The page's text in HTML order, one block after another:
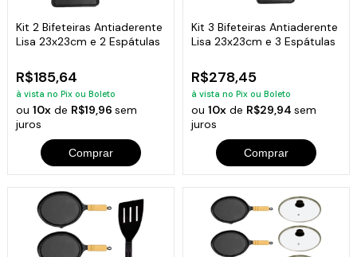
Kit 2 Bifeteiras Antiaderente
Lisa 23x23cm e 2 Espátulas
R$185,64
à vista no Pix ou Boleto
ou10x de R$19,96sem
juros
Comprar
Kit 3 Bifeteiras Antiaderente
Lisa 23x23cm e 3 Espátulas
R$278,45
à vista no Pix ou Boleto
ou 10xde R$29,94 sem
juros
Comprar